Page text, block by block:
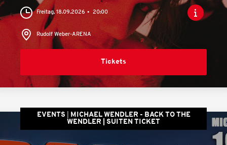
Freitag, 18.09.2026 20:00
Rudolf Weber-ARENA
Tickets
EVENTS
MICHAEL WENDLER - BACK TO THE
WENDLER | SUITEN TICKET